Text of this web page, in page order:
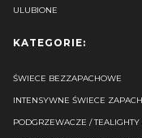
ULUBIONE
KATEGORIE:
ŚWIECE BEZZAPACHOWE
INTENSYWNE ŚWIECE
PODGRZEWACZE / TEALIGHTY